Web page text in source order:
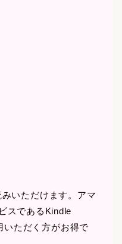
いただけます。アマ
スであるKindle
いただく方がお得で